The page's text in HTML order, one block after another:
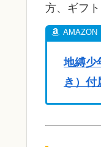
方、ギフ
地縛少
き）付